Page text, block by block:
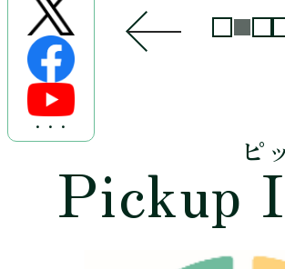
・・・
ピ
Pickup